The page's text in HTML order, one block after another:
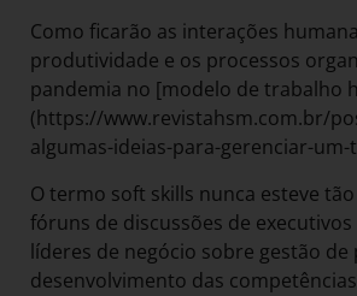
Como ficarão as interações
produtividade e os processos
pandemia no [modelo de trabalho
(https://www.revistahsm.com.br/
algumas-ideias-para-gerenciar-
O termo soft skills nunca esteve
fóruns de discussões de executivos
líderes de negócio sobre gestão de
desenvolvimento das